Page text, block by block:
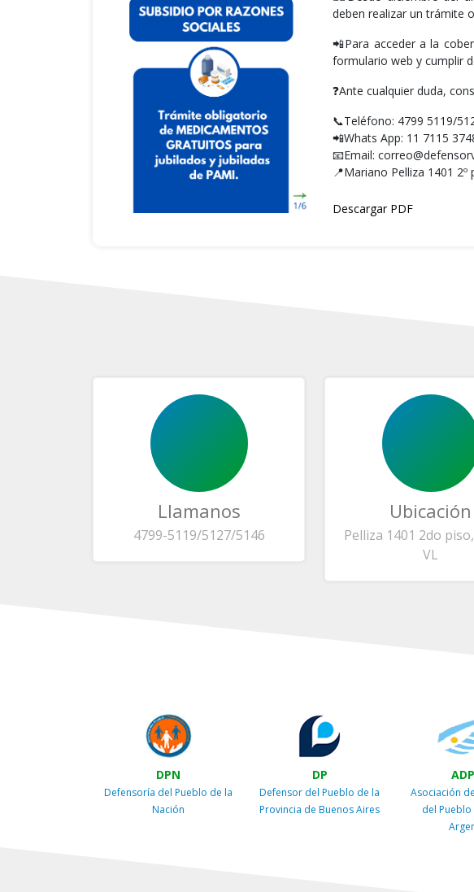
deben realizar un trámite
📲Para acceder a la
formulario web y cumplir
❓Ante cualquier duda,
📞Teléfono: 4799 5119/
📲Whats App: 11 7115
📧Email:
📍Mariano Pelliza 1401 2º
Descargar PDF
Llamanos
4799-5119/5127/5146
Ubicación
Pelliza 1401 2do
VL
DPN
Defensoría del Pueblo de la
Nación
DP
Defensor del Pueblo de la
Provincia de Buenos Aires
Asociación
del Pueblo